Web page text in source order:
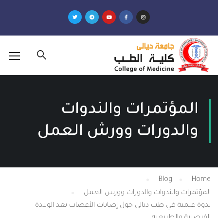
والندوات
وورش العمل
Blog
والدورات وورش العمل
طب ديالى حول إصابات الأعصاب بعد الولادة